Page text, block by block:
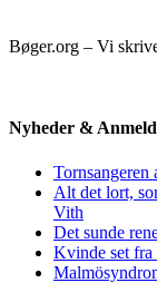
Bøger.org – Vi
Nyheder &
Alt det lort,
Vith
Det sunde
Kvinde set fra